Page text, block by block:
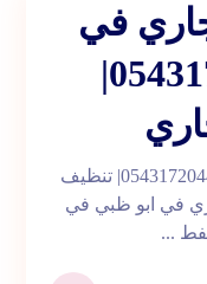
في
ابوظبي |0543172044|
شركة تسليك مجاري في ابوظبي |0543172044| تنظيف
في ابو ظبي في
...